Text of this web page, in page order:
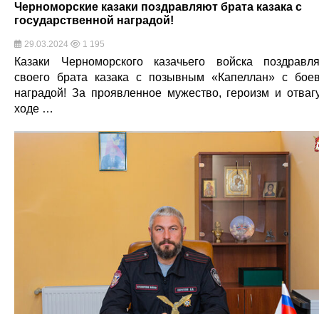
Черноморские казаки поздравляют брата казака с
государственной наградой!
29.03.2024 1 195
Казаки Черноморского казачьего войска
своего брата казака с позывным «Капеллан» с
наградой! За проявленное мужество, героизм и
ходе …